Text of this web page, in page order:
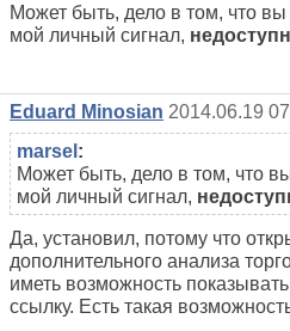
Может быть, дело в том, что
мой личный сигнал,
Eduard Minosian 2014.06.19
marsel :
Может быть, дело в том, что
мой личный сигнал,
Да, установил, потому что
дополнительного анализа
иметь возможность
ссылку. Есть такая